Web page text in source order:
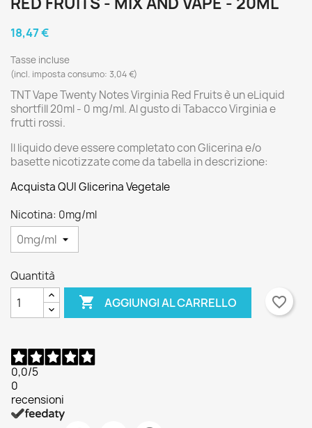
18,47 €
Tasse incluse
(incl. imposta consumo: 3,04 €)
TNT Vape Twenty Notes Virginia Red Fruits è un eLiquid
shortfill 20ml - 0 mg/ml. Al gusto di Tabacco Virginia e
frutti rossi.
Il liquido deve essere completato con Glicerina e/o
basette nicotizzate come da tabella in descrizione:
Acquista QUI Glicerina Vegetale
Nicotina: 0mg/ml
Quantità
 AGGIUNGI AL CARRELLO favorite_border
0,0/5
0
recensioni